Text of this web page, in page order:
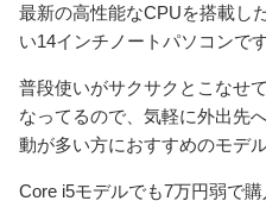
最新の高性能なCPUを搭載し
い14インチノートパソコンです
普段使いがサクサクとこなせ
なってるので、気軽に外出先
動が多い方におすすめのモデ
Core i5モデルでも7万円弱で